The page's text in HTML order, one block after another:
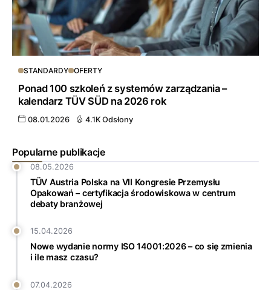
Popularne publikacje
08.05.2026
TÜV Austria Polska na VII Kongresie Przemysłu
Opakowań – certyfikacja środowiskowa w centrum
debaty branżowej
15.04.2026
Nowe wydanie normy ISO 14001:2026 – co się zmienia
i ile masz czasu?
07.04.2026
STANDARDY OFERTY
Ponad 100 szkoleń z systemów zarządzania –
kalendarz TÜV SÜD na 2026 rok
08.01.2026 4.1K Odsłony